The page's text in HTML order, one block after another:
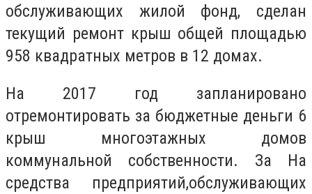
обслуживающих жилой фонд, сделан
текущий ремонт крыш общей площадью
958 квадратных метров в 12 домах.
На 2017 год запланировано
отремонтировать за бюджетные деньги 6
крыш многоэтажных домов
коммунальной собственности. За На
средства предприятий,обслуживающих